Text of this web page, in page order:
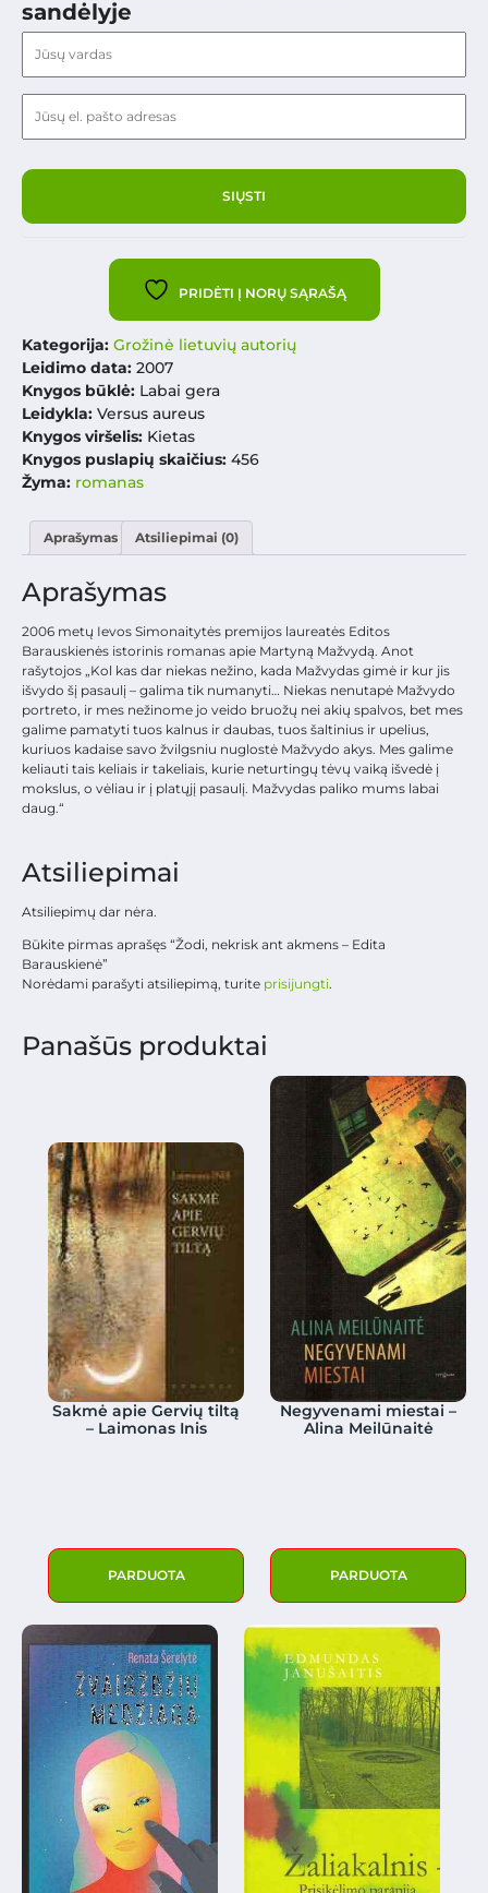
sandėlyje
PRIDĖTI Į NORŲ SĄRAŠĄ
Kategorija: Grožinė lietuvių autorių
Leidimo data: 2007
Knygos būklė: Labai gera
Leidykla: Versus aureus
Knygos viršelis: Kietas
Knygos puslapių skaičius: 456
Žyma: romanas
Aprašymas Atsiliepimai (0)
Aprašymas
2006 metų Ievos Simonaitytės premijos laureatės Editos
Barauskienės istorinis romanas apie Martyną Mažvydą. Anot
rašytojos „Kol kas dar niekas nežino, kada Mažvydas gimė ir kur jis
išvydo šį pasaulį – galima tik numanyti… Niekas nenutapė Mažvydo
portreto, ir mes nežinome jo veido bruožų nei akių spalvos, bet mes
galime pamatyti tuos kalnus ir daubas, tuos šaltinius ir upelius,
kuriuos kadaise savo žvilgsniu nuglostė Mažvydo akys. Mes galime
keliauti tais keliais ir takeliais, kurie neturtingų tėvų vaiką išvedė į
mokslus, o vėliau ir į platųjį pasaulį. Mažvydas paliko mums labai
daug.“
Atsiliepimai
Atsiliepimų dar nėra.
Būkite pirmas aprašęs “Žodi, nekrisk ant akmens – Edita
Barauskienė”
Norėdami parašyti atsiliepimą, turite prisijungti.
Panašūs produktai
Sakmė apie Gervių tiltą
– Laimonas Inis
PARDUOTA
Negyvenami miestai –
Alina Meilūnaitė
PARDUOTA